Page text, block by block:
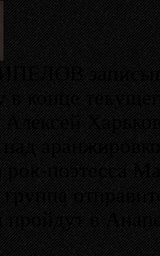
в конце
Алексей
рок-поэтесса
группа
пройдут в